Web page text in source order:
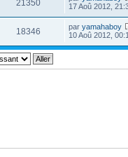
21350
17 Aoû 2012,
18346 paryamahaboy
10 Aoû 2012,